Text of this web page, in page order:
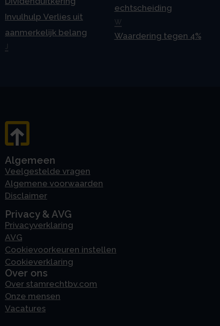
Invulhulp Verlies uit
aanmerkelijk belang
J
echtscheiding
W
Waardering tegen 4%
Algemeen
Veelgestelde vragen
Algemene voorwaarden
Disclaimer
Privacy & AVG
Privacyverklaring
AVG
Cookievoorkeuren instellen
Cookieverklaring
Over ons
Over stamrechtbv.com
Onze mensen
Vacatures